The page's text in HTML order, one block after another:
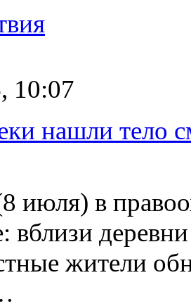
10:07
нашли тело
июля) в
вблизи
жители